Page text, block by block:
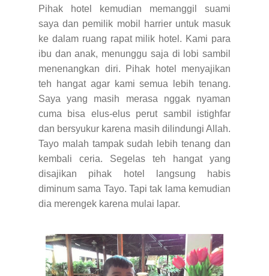
Pihak hotel kemudian memanggil suami
saya dan pemilik mobil harrier untuk masuk
ke dalam ruang rapat milik hotel. Kami para
ibu dan anak, menunggu saja di lobi sambil
menenangkan diri. Pihak hotel menyajikan
teh hangat agar kami semua lebih tenang.
Saya yang masih merasa nggak nyaman
cuma bisa elus-elus perut sambil istighfar
dan bersyukur karena masih dilindungi Allah.
Tayo malah tampak sudah lebih tenang dan
kembali ceria. Segelas teh hangat yang
disajikan pihak hotel langsung habis
diminum sama Tayo. Tapi tak lama kemudian
dia merengek karena mulai lapar.